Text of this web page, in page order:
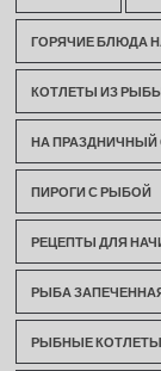
ГОРЯЧИЕ БЛЮДА
КОТЛЕТЫ ИЗ
НА ПРАЗДНИЧНЫЙ
ПИРОГИ С РЫБОЙ
РЕЦЕПТЫ ДЛЯ
РЫБА
РЫБНЫЕ КОТЛЕТЫ